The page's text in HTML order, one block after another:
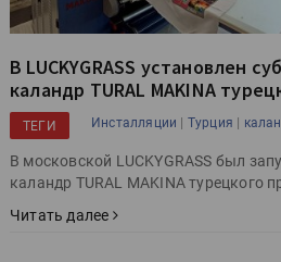
В LUCKYGRASS установлен
каландр TURAL MAKINA
ТЕГИ Инсталляции | Турция |
В московской LUCKYGRASS был
каландр TURAL MAKINA турецкого
Читать далее